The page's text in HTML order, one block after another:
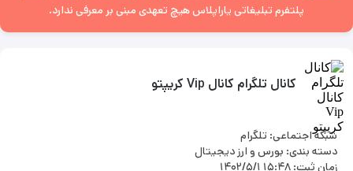
پلتفرم تبلیغاتی یاراپلاس هیچ تعهدی مبنی بر معرفی ندارد.
کانال تلگرام کانال Vip کریپتو
شبکه اجتماعی: تلگرام
دسته بندی: بورس و ارز دیجیتال
زمان ثبت: ۱۴۰۲/۵/۱ ۱۵:۴۸